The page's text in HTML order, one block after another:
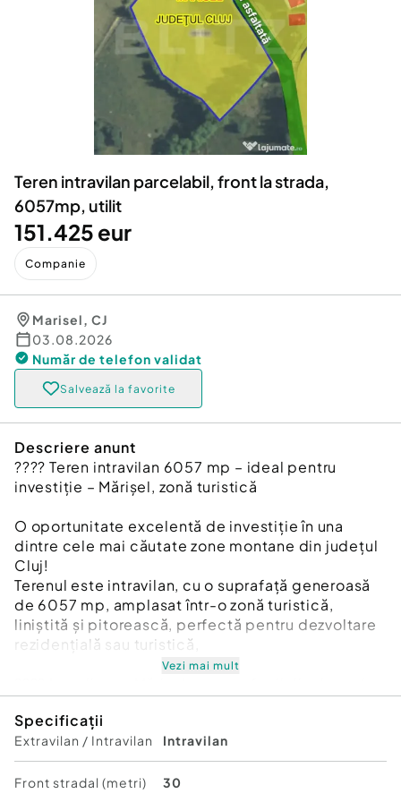
Animale de companie
Afaceri și echipamente profesionale
Inchiriere Bunuri si Vehicule
Utilaje agricole si industriale
Piese auto si accesorii
Dacia Duster
Teren intravilan parcelabil, front la strada,
6057mp, utilit
151.425 eur
Companie
Marisel, CJ
03.08.2026
Număr de telefon validat
Salvează la favorite
Descriere anunt
???? Teren intravilan 6057 mp – ideal pentru
investiție – Mărișel, zonă turistică
O oportunitate excelentă de investiție în una
dintre cele mai căutate zone montane din județul
Cluj!
Terenul este intravilan, cu o suprafață generoasă
de 6057 mp, amplasat într-o zonă turistică,
liniștită și pitorească, perfectă pentru dezvoltare
rezidențială sau turistică,
???? Caracteristici:
Teren îngrădit, cu front la strada principală
Vezi mai mult
Specificații
Extravilan / Intravilan Intravilan
Front stradal (metri) 30